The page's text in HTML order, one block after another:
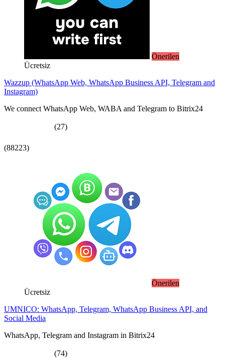
Önerilen
Ücretsiz
Wazzup (WhatsApp Web, WhatsApp Business API, Telegram and
Instagram)
We connect WhatsApp Web, WABA and Telegram to Bitrix24
(27)
(88223)
Önerilen
Ücretsiz
UMNICO: WhatsApp, Telegram, WhatsApp Business API, and
Social Media
WhatsApp, Telegram and Instagram in Bitrix24
(74)